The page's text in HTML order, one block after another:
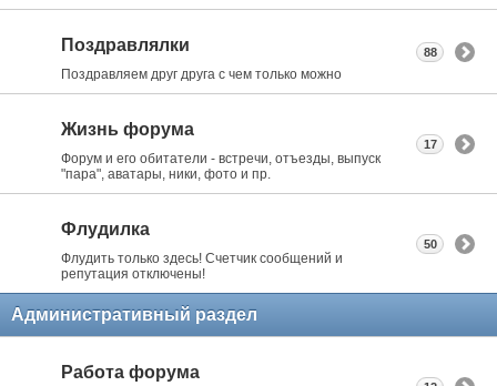
Поздравлялки
Поздравляем друг друга с чем только можно
88
Жизнь форума
Форум и его обитатели - встречи, отъезды, выпуск
"пара", аватары, ники, фото и пр.
17
Флудилка
Флудить только здесь! Счетчик сообщений и
репутация отключены!
50
Административный раздел
Работа форума